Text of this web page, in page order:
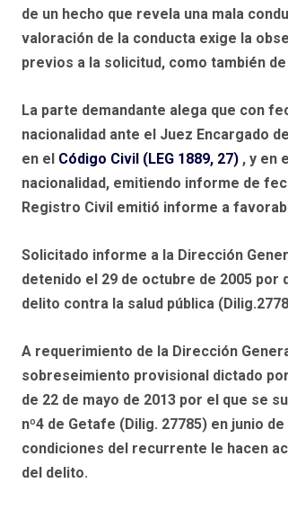
de un hecho que revela una mala
valoración de la conducta exige la
previos a la solicitud, como también
La parte demandante alega que con
nacionalidad ante el Juez Encargado
en el Código Civil (LEG 1889, 27) , y en
nacionalidad, emitiendo informe de
Registro Civil emitió informe a
Solicitado informe a la Dirección
detenido el 29 de octubre de 2005 por
delito contra la salud pública
A requerimiento de la Dirección
sobreseimiento provisional dictado
de 22 de mayo de 2013 por el que se
nº4 de Getafe (Dilig. 27785) en junio
condiciones del recurrente le hacen
del delito.